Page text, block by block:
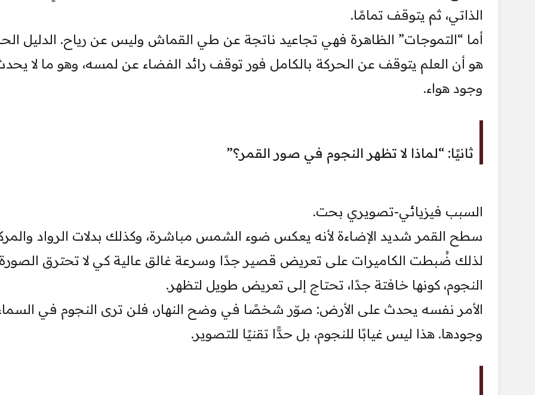
الذاتي، ثم يتوقف تمامًا.
أما “التموجات” الظاهرة فهي تجاعيد ناتجة عن طي القماش وليس عن رياح. الدليل
هو أن العلم يتوقف عن الحركة بالكامل فور توقف رائد الفضاء عن لمسه، وهو ما لا
وجود هواء.
ثانيًا: “لماذا لا تظهر النجوم في صور القمر؟”
السبب فيزيائي-تصويري بحت.
سطح القمر شديد الإضاءة لأنه يعكس ضوء الشمس مباشرة، وكذلك بدلات الرواد
لذلك ضُبطت الكاميرات على تعريض قصير جدًا وسرعة غالق عالية كي لا تحترق
النجوم، كونها خافتة جدًا، تحتاج إلى تعريض طويل لتظهر.
الأمر نفسه يحدث على الأرض: صوّر شخصًا في وضح النهار، فلن ترى النجوم في
وجودها. هذا ليس غيابًا للنجوم، بل حدًّا تقنيًا للتصوير.